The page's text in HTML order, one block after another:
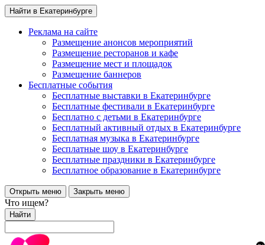
Найти в Екатеринбурге
Реклама на сайте
Размещение анонсов мероприятий
Размещение ресторанов и кафе
Размещение мест и площадок
Размещение баннеров
Бесплатные события
Бесплатные выставки в Екатеринбурге
Бесплатные фестивали в Екатеринбурге
Бесплатно с детьми в Екатеринбурге
Бесплатный активный отдых в Екатеринбурге
Бесплатная музыка в Екатеринбурге
Бесплатные шоу в Екатеринбурге
Бесплатные праздники в Екатеринбурге
Бесплатное образование в Екатеринбурге
Открыть меню Закрыть меню
Что ищем?
Найти